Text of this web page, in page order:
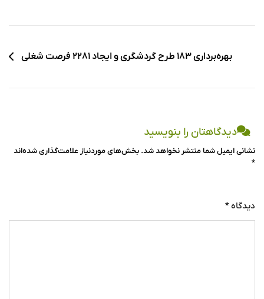
بهره‌برداری ١٨٣ طرح گردشگری و ایجاد ٢٢٨١ فرصت شغلی
دیدگاهتان را بنویسید
نشانی ایمیل شما منتشر نخواهد شد. بخش‌های موردنیاز علامت‌گذاری شده‌اند
*
دیدگاه*